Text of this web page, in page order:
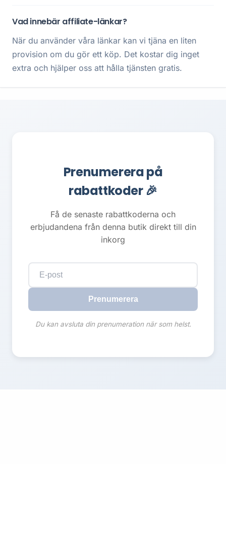
Vad innebär affiliate-länkar?
När du använder våra länkar kan vi tjäna en liten
provision om du gör ett köp. Det kostar dig inget
extra och hjälper oss att hålla tjänsten gratis.
Prenumerera på
rabattkoder 🎉
Få de senaste rabattkoderna och
erbjudandena från denna butik direkt till din
inkorg
Prenumerera
Du kan avsluta din prenumeration när som helst.